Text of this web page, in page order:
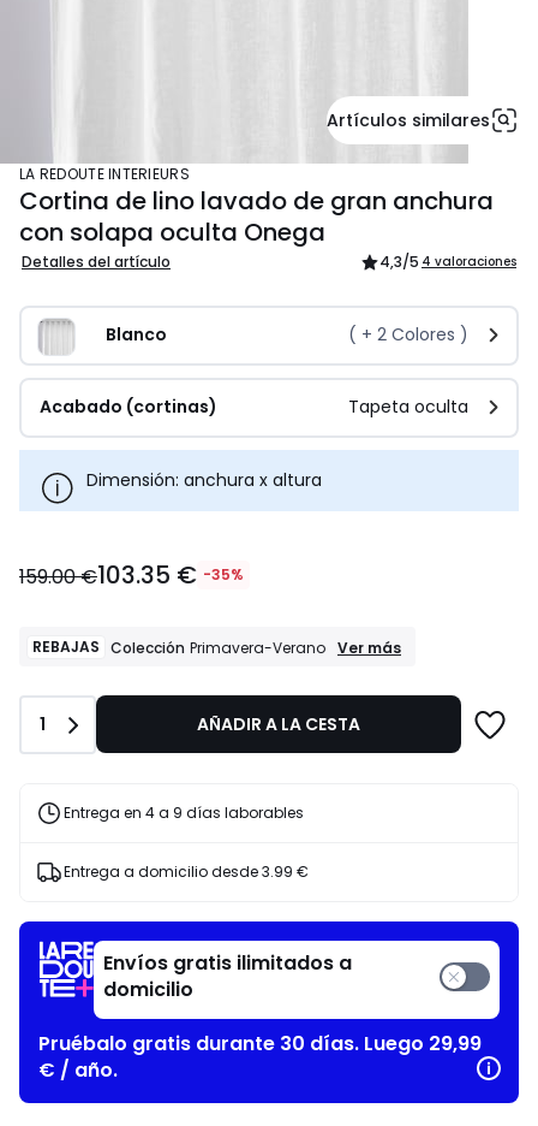
Artículos similares
LA REDOUTE INTERIEURS
Cortina de lino lavado de gran anchura
con solapa oculta Onega
Detalles del artículo 4,3/5 4 valoraciones
Blanco ( + 2 Colores )
Acabado (cortinas) Tapeta oculta
Dimensión: anchura x altura
€
de
€
35%
descuento
159.00 €103.35 € -35%
REBAJAS Colección Primavera-Verano REBAJAS
Ver más
Cantidad
1 AÑADIR A LA CESTA
Entrega en 4 a 9 días laborables
Entrega a domicilio desde3.99 €
Envíos gratis ilimitados a
domicilio
Pruébalo gratis durante 30 días. Luego 29,99
€ / año.